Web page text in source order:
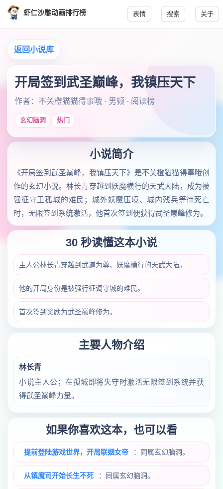
虾仁沙雕动画排行榜 表情 搜索 关于
返回小说库
开局签到武圣巅峰，我镇压天下
作者：不关橙猫猫得事哦 · 男频 · 阅读榜
玄幻脑洞 热门
小说简介
《开局签到武圣巅峰，我镇压天下》是不关橙猫猫得事哦创
作的玄幻小说。林长青穿越到妖魔横行的天武大陆，成为被
强征守卫孤城的难民；城外妖魔压境、城内残兵等待死亡
时，无限签到系统激活，他首次签到便获得武圣巅峰修为。
30 秒读懂这本小说
主人公林长青穿越到武道为尊、妖魔横行的天武大陆。
他的开局身份是被强行征调守城的难民。
首次签到奖励为武圣巅峰修为。
主要人物介绍
林长青
小说主人公；在孤城即将失守时激活无限签到系统并获
得武圣巅峰力量。
如果你喜欢这本，也可以看
提前登陆游戏世界，开局联姻女帝 ：同属玄幻脑洞。
从镇魔司开始长生不死 ：同属玄幻脑洞。